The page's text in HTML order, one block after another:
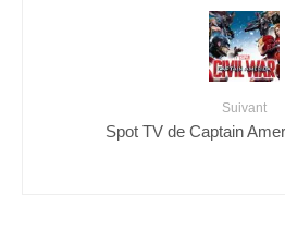
Suivant
Spot TV de Captain